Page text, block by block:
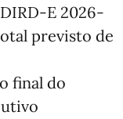
E 2026-
previsto de
final do